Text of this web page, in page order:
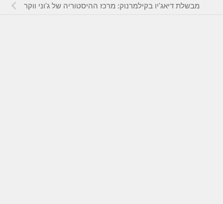
מבשלת דיאג'יו בקילמרנוק: מרכז ההיסטוריה של ג'וני ווקר